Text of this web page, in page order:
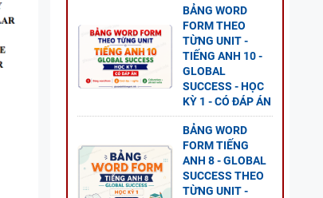
BẢNG WORD
FORM THEO
TỪNG UNIT -
TIẾNG ANH 10 -
GLOBAL
SUCCESS - HỌC
KỲ 1 - CÓ ĐÁP ÁN
BẢNG WORD
FORM TIẾNG
ANH 8 - GLOBAL
SUCCESS THEO
TỪNG UNIT -